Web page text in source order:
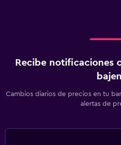
Recibe notificaciones
bajen
Cambios diarios de precios en tu
alertas de